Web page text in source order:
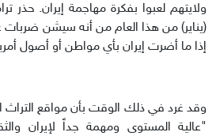
ولايتهم لعبوا بفكرة مهاجمة إيران. حذر
إذا ما أضرت إيران بأي مواطن أو أصول
وقد غرد في ذلك الوقت بأن مواقع التراث
"عالية المستوى ومهمة جداً لإيران